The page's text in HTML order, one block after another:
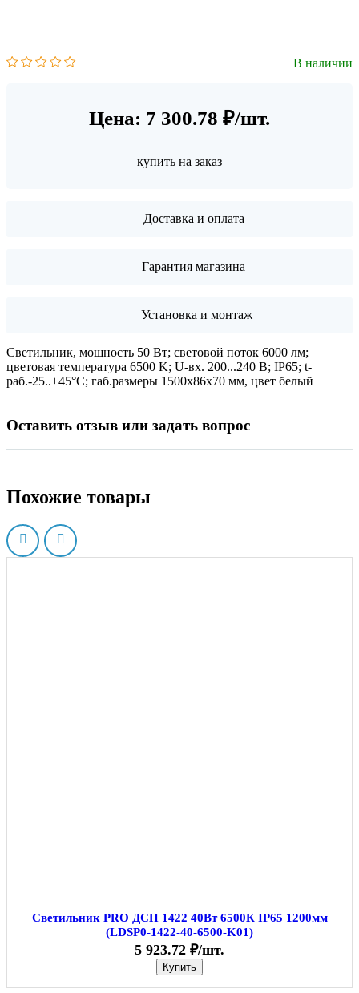
В наличии
Цена: 7 300.78 ₽/шт.
купить на заказ
Доставка и оплата
Гарантия магазина
Установка и монтаж
Светильник, мощность 50 Вт; световой поток 6000 лм;
цветовая температура 6500 K; U-вх. 200...240 В; IP65; t-
раб.-25..+45°C; габ.размеры 1500х86х70 мм, цвет белый
Оставить отзыв или задать вопрос
Похожие товары
Светильник PRO ДСП 1422 40Вт 6500К IP65 1200мм
(LDSP0-1422-40-6500-K01)
5 923.72 ₽/шт.
Купить